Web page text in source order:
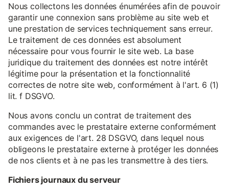
Nous collectons les données énumérées afin de pouvoir
garantir une connexion sans problème au site web et
une prestation de services techniquement sans erreur.
Le traitement de ces données est absolument
nécessaire pour vous fournir le site web. La base
juridique du traitement des données est notre intérêt
légitime pour la présentation et la fonctionnalité
correctes de notre site web, conformément à l'art. 6 (1)
lit. f DSGVO.
Nous avons conclu un contrat de traitement des
commandes avec le prestataire externe conformément
aux exigences de l'art. 28 DSGVO, dans lequel nous
obligeons le prestataire externe à protéger les données
de nos clients et à ne pas les transmettre à des tiers.
Fichiers journaux du serveur